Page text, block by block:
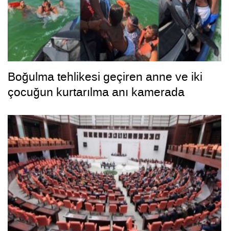
Boğulma tehlikesi geçiren anne ve iki
çocuğun kurtarılma anı kamerada